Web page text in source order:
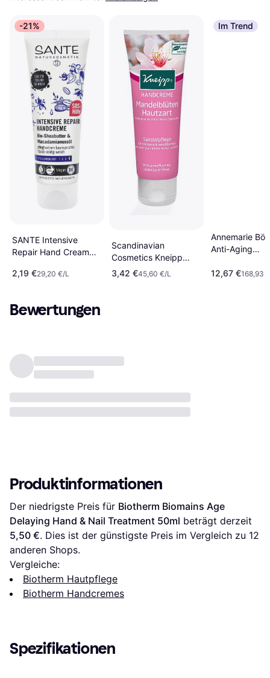
-21%
SANTE Intensive
Repair Hand Cream
2,19 €29,20 €/L
Scandinavian
Cosmetics Kneipp
Almond Blossom Hand
Cream 75ml
3,42 €45,60 €/L
Im Trend
Annemarie
Anti-Aging
12,67 €168,93
Bewertungen
Produktinformationen
Der niedrigste Preis für Biotherm Biomains Age
Delaying Hand & Nail Treatment 50ml
5,50 €. Dies ist der günstigste Preis im Vergleich zu 12
anderen Shops.
Vergleiche:
Biotherm Hautpflege
Biotherm Handcremes
Spezifikationen